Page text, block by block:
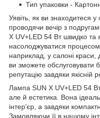
Тип упаковки -
Уявіть, як ви знаходитеся
проводячи вечір з
X UV+LED 54 Вт швидко та
насолоджуватися
наприклад, у салоні
ви зможете обслуговувати
репутацію завдяки якісній
Лампа SUN X UV+LED 54
але й естетика. Вона
інтер'єр, а завдяки
Замовляючи її в нашому